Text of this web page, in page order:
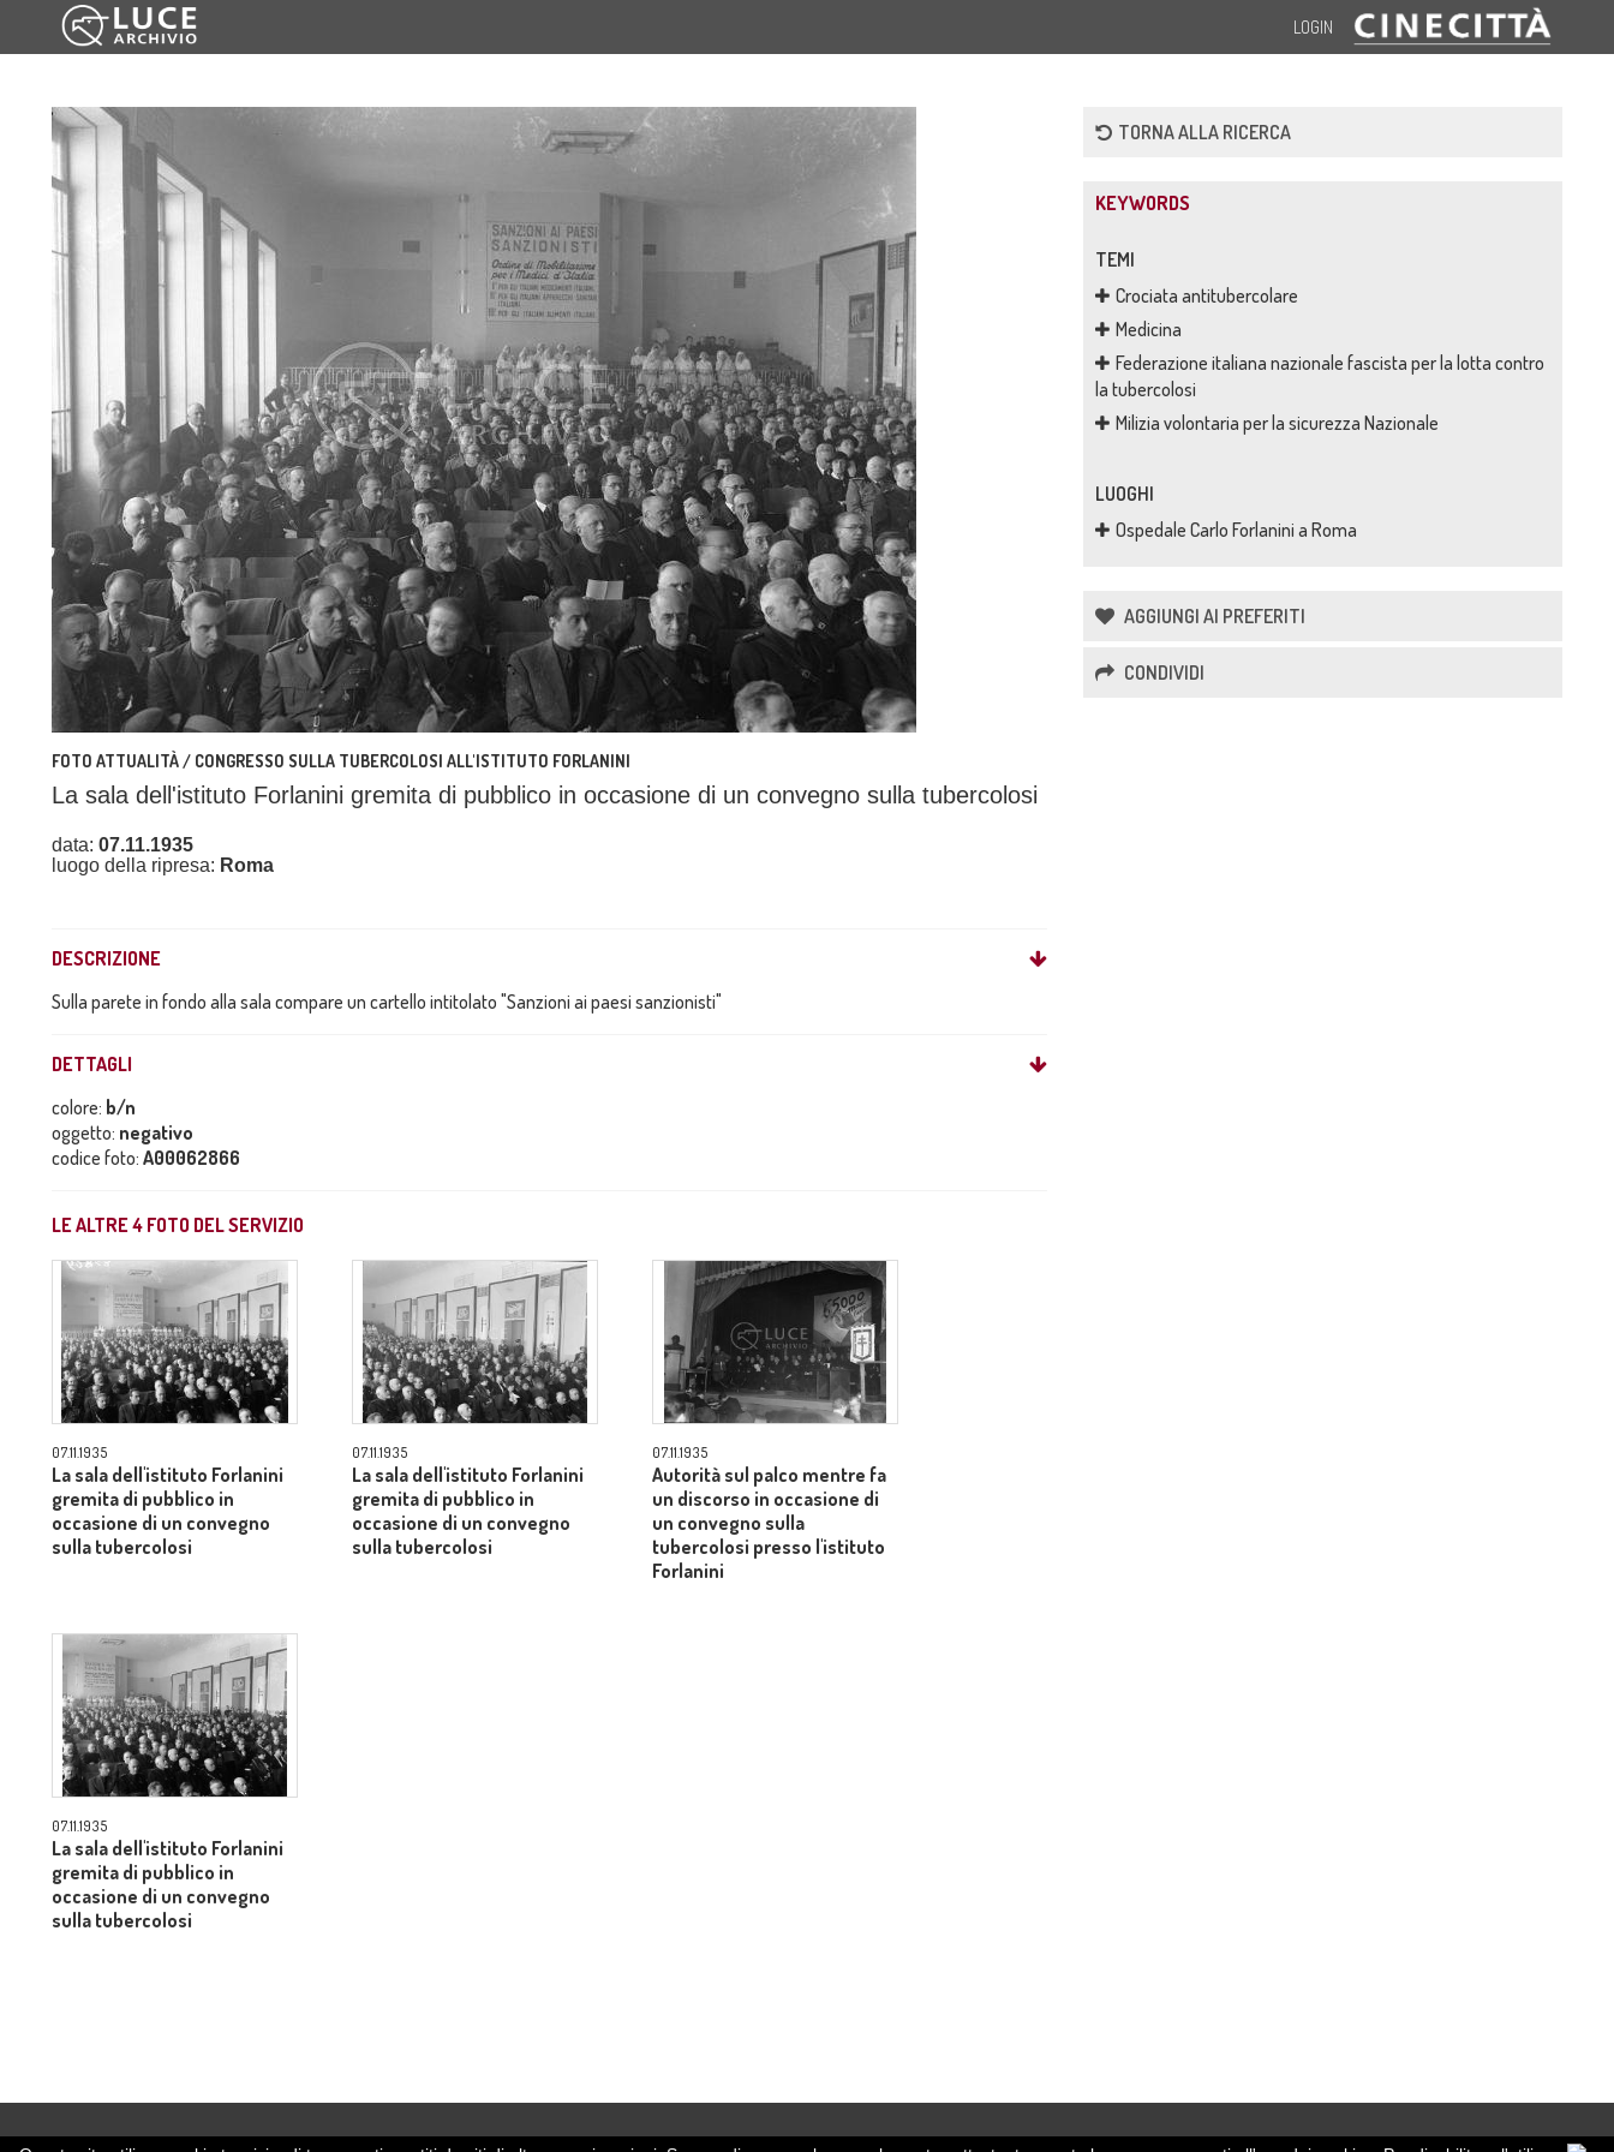
LOGIN
FOTO ATTUALITÀ / CONGRESSO SULLA TUBERCOLOSI ALL'ISTITUTO FORLANINI
La sala dell'istituto Forlanini gremita di pubblico in occasione di un convegno sulla tubercolosi
data: 07.11.1935
luogo della ripresa: Roma
DESCRIZIONE
Sulla parete in fondo alla sala compare un cartello intitolato "Sanzioni ai paesi sanzionisti"
DETTAGLI
colore: b/n
oggetto: negativo
codice foto: A00062866
LE ALTRE4 FOTO DEL SERVIZIO
07.11.1935
La sala dell'istituto Forlanini
gremita di pubblico in
occasione di un convegno
sulla tubercolosi
07.11.1935
La sala dell'istituto Forlanini
gremita di pubblico in
occasione di un convegno
sulla tubercolosi
07.11.1935
Autorità sul palco mentre fa
un discorso in occasione di
un convegno sulla
tubercolosi presso l'istituto
Forlanini
07.11.1935
La sala dell'istituto Forlanini
gremita di pubblico in
occasione di un convegno
sulla tubercolosi
TORNA ALLA RICERCA
KEYWORDS
TEMI
Crociata antitubercolare
Medicina
Federazione italiana nazionale fascista per la lotta contro
la tubercolosi
Milizia volontaria per la sicurezza Nazionale
LUOGHI
Ospedale Carlo Forlanini a Roma
AGGIUNGI AI PREFERITI
CONDIVIDI